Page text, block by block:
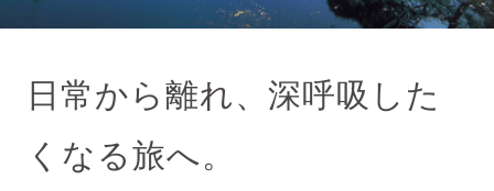
日常から離れ、深呼吸した
くなる旅へ。